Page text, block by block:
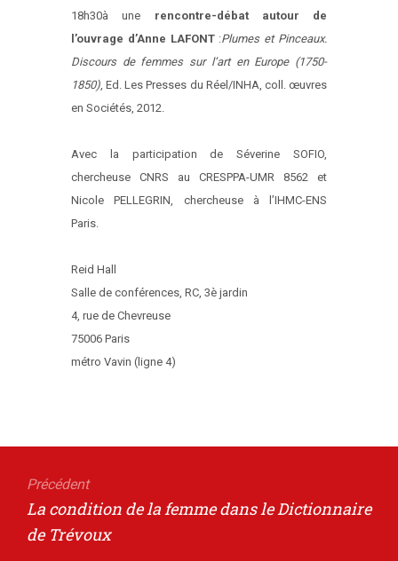
18h30à une rencontre-débat autour de
l’ouvrage d’Anne LAFONT :Plumes et Pinceaux.
Discours de femmes sur l’art en Europe (1750-
1850), Ed. Les Presses du Réel/INHA, coll. œuvres
en Sociétés, 2012.
Avec la participation de Séverine SOFIO,
chercheuse CNRS au CRESPPA-UMR 8562 et
Nicole PELLEGRIN, chercheuse à l’IHMC-ENS
Paris.
Reid Hall
Salle de conférences, RC, 3è jardin
4, rue de Chevreuse
75006 Paris
métro Vavin (ligne 4)
de
l’article
Précédent
Article
précédent
La condition de la femme dans le Dictionnaire
de Trévoux